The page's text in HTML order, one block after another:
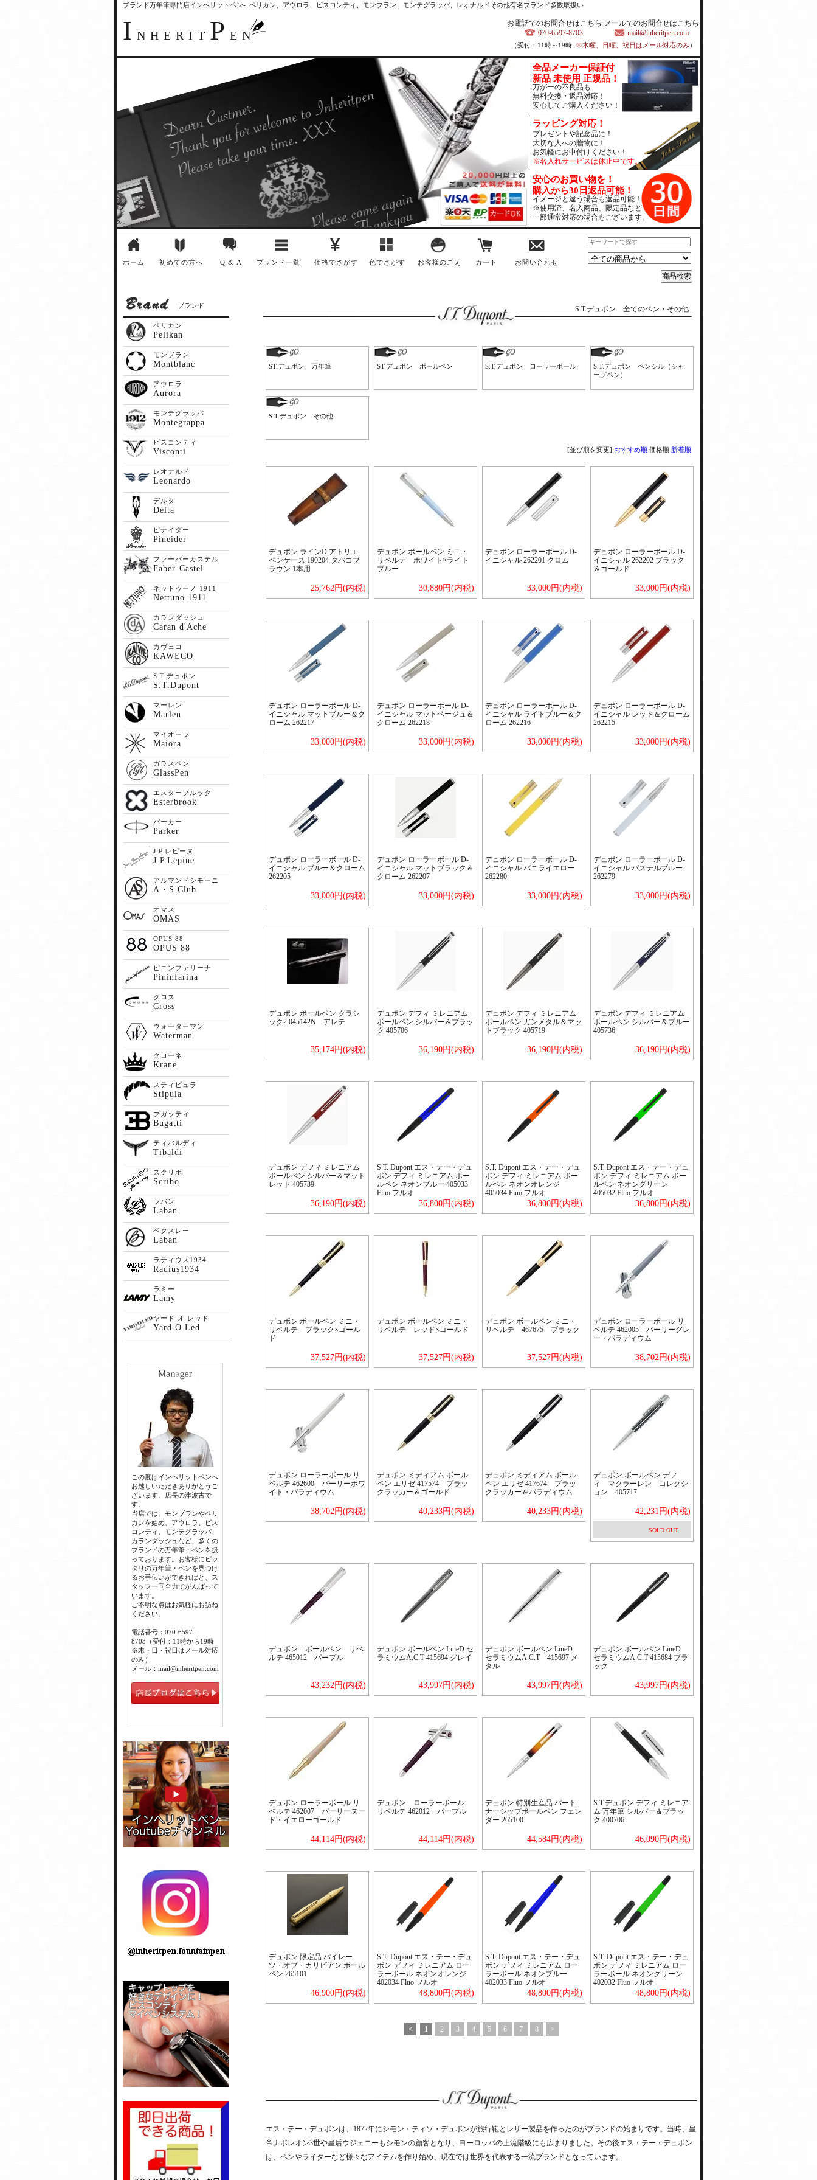
ブランド万年筆専門店インヘリットペン- ペリカン、アウロラ、ビスコンティ、モンブラン、モンテグラッパ、レオナルドその他有名ブランド多数取扱い
I NHERIT P EN
お電話でのお問合せはこちら
070-6597-8703
メールでのお問合せはこちら
mail@inheritpen.com
（受付：11時～19時 ※木曜、日曜、祝日はメール対応のみ）
全品メーカー保証付
新品 未使用 正規品！
万が一の不良品も
無料交換・返品対応！
安心してご購入ください！
ラッピング対応！
プレゼントや記念品に！
大切な人への贈物に！
お気軽にお申付けください！
※名入れサービスは休止中です。
安心のお買い物を！
購入から30日返品可能！
イメージと違う場合も返品可能！
※使用済、名入商品、限定品など
一部通常対応の場合もございます。
ホーム 初めての方へ Q & A ブランド一覧 価格でさがす 色でさがす お客様のこえ カート お問い合わせ
S.T.デュポン 全てのペン・その他
ST.デュポン 万年筆 ST.デュポン ボールペン S.T.デュポン ローラーボール
S.T.デュポン ペンシル（シャ
ープペン）
S.T.デュポン その他
[並び順を変更] おすすめ順 価格順 新着順
デュポン ラインD アトリエ
ペンケース 190204 タバコブ
ラウン 1本用
25,762円(内税)
デュポン ボールペン ミニ・
リベルテ ホワイト×ライト
ブルー
30,880円(内税)
デュポン ローラーボール D-
イニシャル 262201 クロム
33,000円(内税)
デュポン ローラーボール D-
イニシャル 262202 ブラック
＆ゴールド
33,000円(内税)
デュポン ローラーボール D-
イニシャル マットブルー＆ク
ローム 262217
33,000円(内税)
デュポン ローラーボール D-
イニシャル マットベージュ＆
クローム 262218
33,000円(内税)
デュポン ローラーボール D-
イニシャル ライトブルー＆ク
ローム 262216
33,000円(内税)
デュポン ローラーボール D-
イニシャル レッド＆クローム
262215
33,000円(内税)
デュポン ローラーボール D-
イニシャル ブルー＆クローム
262205
33,000円(内税)
デュポン ローラーボール D-
イニシャル マットブラック＆
クローム 262207
33,000円(内税)
デュポン ローラーボール D-
イニシャル バニライエロー
262280
33,000円(内税)
デュポン ローラーボール D-
イニシャル パステルブルー
262279
33,000円(内税)
デュポン ボールペン クラシ
ック2 045142N アレテ
35,174円(内税)
デュポン デフィ ミレニアム
ボールペン シルバー＆ブラッ
ク 405706
36,190円(内税)
デュポン デフィ ミレニアム
ボールペン ガンメタル＆マッ
トブラック 405719
36,190円(内税)
デュポン デフィ ミレニアム
ボールペン シルバー＆ブルー
405736
36,190円(内税)
デュポン デフィ ミレニアム
ボールペン シルバー＆マット
レッド 405739
36,190円(内税)
S.T. Dupont エス・テー・デュ
ポン デフィ ミレニアム ボー
ルペン ネオンブルー 405033
Fluo フルオ
36,800円(内税)
S.T. Dupont エス・テー・デュ
ポン デフィ ミレニアム ボー
ルペン ネオンオレンジ
405034 Fluo フルオ
36,800円(内税)
S.T. Dupont エス・テー・デュ
ポン デフィ ミレニアム ボー
ルペン ネオングリーン
405032 Fluo フルオ
36,800円(内税)
デュポン ボールペン ミニ・
リベルテ ブラック×ゴール
ド
37,527円(内税)
デュポン ボールペン ミニ・
リベルテ レッド×ゴールド
37,527円(内税)
デュポン ボールペン ミニ・
リベルテ 467675 ブラック
37,527円(内税)
デュポン ローラーボール リ
ベルテ 462005 パーリーグレ
ー・パラディウム
38,702円(内税)
デュポン ローラーボール リ
ベルテ 462600 パーリーホワ
イト・パラディウム
38,702円(内税)
デュポン ミディアム ボール
ペン エリゼ 417574 ブラッ
クラッカー＆ゴールド
40,233円(内税)
デュポン ミディアム ボール
ペン エリゼ 417674 ブラッ
クラッカー＆パラディウム
40,233円(内税)
デュポン ボールペン デフ
ィ マクラーレン コレクシ
ョン 405717
42,231円(内税)
SOLD OUT
デュポン ボールペン リベ
ルテ 465012 パープル
43,232円(内税)
デュポン ボールペン LineD セ
ラミウムA.C.T 415694 グレイ
43,997円(内税)
デュポン ボールペン LineD
セラミウムA.C.T 415697 メ
タル
43,997円(内税)
デュポン ボールペン LineD
セラミウムA.C.T 415684 ブラ
ック
43,997円(内税)
デュポン ローラーボール リ
ベルテ 462007 パーリーヌー
ド・イエローゴールド
44,114円(内税)
デュポン ローラーボール
リベルテ 462012 パープル
44,114円(内税)
デュポン 特別生産品 パート
ナーシップボールペン フェン
ダー 265100
44,584円(内税)
S.T.デュポン デフィ ミレニア
ム 万年筆 シルバー＆ブラッ
ク 400706
46,090円(内税)
デュポン 限定品 パイレー
ツ・オブ・カリビアン ボール
ペン 265101
46,900円(内税)
S.T. Dupont エス・テー・デュ
ポン デフィ ミレニアム ロー
ラーボール ネオンオレンジ
402034 Fluo フルオ
48,800円(内税)
S.T. Dupont エス・テー・デュ
ポン デフィ ミレニアム ロー
ラーボール ネオンブルー
402033 Fluo フルオ
48,800円(内税)
S.T. Dupont エス・テー・デュ
ポン デフィ ミレニアム ロー
ラーボール ネオングリーン
402032 Fluo フルオ
48,800円(内税)
< 1 2 3 4 5 6 7 8 >
エス・テー・デュポンは、1872年にシモン・ティソ・デュポンが旅行鞄とレザー製品を作ったのがブランドの始まりです。当時、皇
帝ナポレオン3世や皇后ウジェニーもシモンの顧客となり、ヨーロッパの上流階級にも広まりました。その後エス・テー・デュポン
は、ペンやライターなど様々なアイテムを作り始め、現在では世界を代表する一流ブランドとなっています。
ブランド
ペリカン
Pelikan
モンブラン
Montblanc
アウロラ
Aurora
モンテグラッパ
Montegrappa
ビスコンティ
Visconti
レオナルド
Leonardo
デルタ
Delta
ピナイダー
Pineider
ファーバーカステル
Faber-Castel
ネットゥーノ 1911
Nettuno 1911
カランダッシュ
Caran d'Ache
カヴェコ
KAWECO
S.T.デュポン
S.T.Dupont
マーレン
Marlen
マイオーラ
Maiora
ガラスペン
GlassPen
エスターブルック
Esterbrook
パーカー
Parker
J.P.レピーヌ
J.P.Lepine
アルマンドシモーニ
A・S Club
オマス
OMAS
OPUS 88
OPUS 88
ピニンファリーナ
Pininfarina
クロス
Cross
ウォーターマン
Waterman
クローネ
Krane
スティピュラ
Stipula
ブガッティ
Bugatti
ティバルディ
Tibaldi
スクリボ
Scribo
ラバン
Laban
ベクスレー
Laban
ラディウス1934
Radius1934
ラミー
Lamy
ヤード オ レッド
Yard O Led
この度はインヘリットペンへ
お越しいただきありがとうご
ざいます。店長の津波古で
す。
当店では、モンブランやペリ
カンを始め、アウロラ、ビス
コンティ、モンテグラッパ、
カランダッシュなど、多くの
ブランドの万年筆・ペンを扱
っております。お客様にピッ
タリの万年筆・ペンを見つけ
るお手伝いができればと、ス
タッフ一同全力でがんばって
います。
ご不明な点はお気軽にお訪ね
ください。
電話番号：070-6597-
8703（受付：11時から19時
※木・日・祝日はメール対応
のみ）
メール：mail@inheritpen.com